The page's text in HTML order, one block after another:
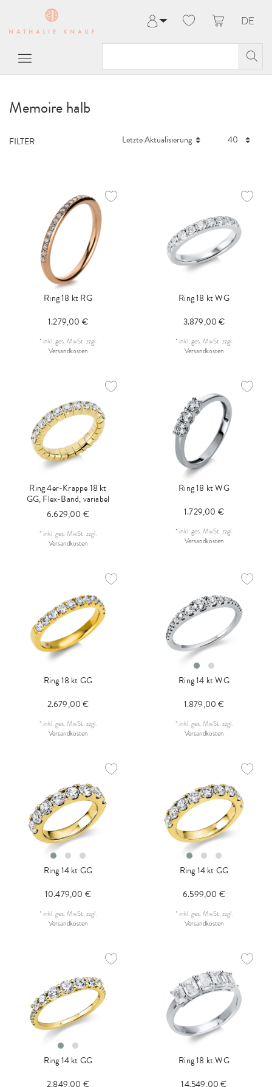
Meine Bestellungen
DE
Memoire halb
FILTER
Ring 18 kt RG
1.279,00 €
* inkl. ges. MwSt.zzgl.
Versandkosten
Ring 18 kt WG
3.879,00 €
* inkl. ges. MwSt.zzgl.
Versandkosten
Ring 4er-Krappe 18 kt
GG, Flex-Band, variabel
6.629,00 €
* inkl. ges. MwSt.zzgl.
Versandkosten
Ring 18 kt WG
1.729,00 €
* inkl. ges. MwSt.zzgl.
Versandkosten
Ring 18 kt GG
2.679,00 €
* inkl. ges. MwSt.zzgl.
Versandkosten
Ring 14 kt WG
1.879,00 €
* inkl. ges. MwSt.zzgl.
Versandkosten
Ring 14 kt GG
10.479,00 €
* inkl. ges. MwSt.zzgl.
Versandkosten
Ring 14 kt GG
6.599,00 €
* inkl. ges. MwSt.zzgl.
Versandkosten
Ring 14 kt GG
2.849,00 €
Ring 18 kt WG
14.549,00 €